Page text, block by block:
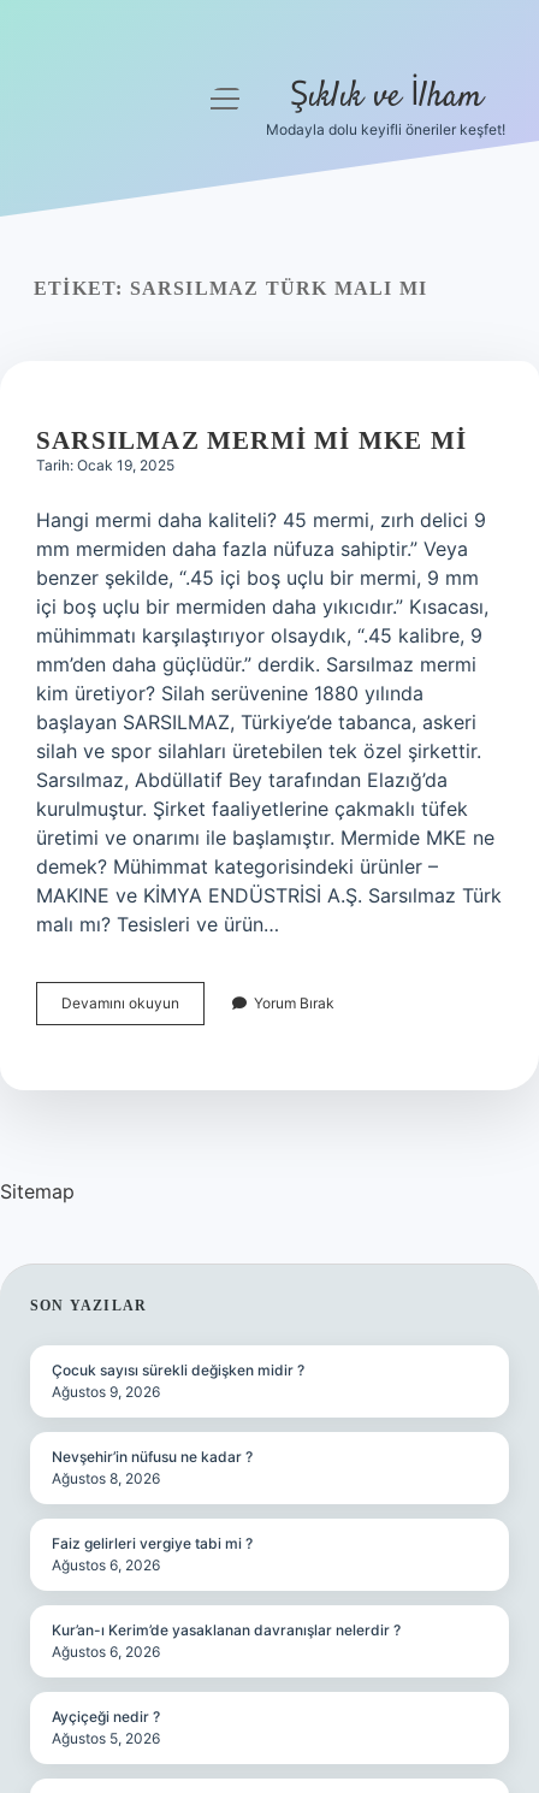
Yasal Uyarı
menüyü
Şıklık ve İlham
Modayla dolu keyifli öneriler keşfet!
ETIKET: SARSILMAZ TÜRK MALI MI
SARSILMAZ MERMI MI MKE MI
Tarih: Ocak 19, 2025
Hangi mermi daha kaliteli? 45 mermi, zırh delici 9
mm mermiden daha fazla nüfuza sahiptir.” Veya
benzer şekilde, “.45 içi boş uçlu bir mermi, 9 mm
içi boş uçlu bir mermiden daha yıkıcıdır.” Kısacası,
mühimmatı karşılaştırıyor olsaydık, “.45 kalibre, 9
mm’den daha güçlüdür.” derdik. Sarsılmaz mermi
kim üretiyor? Silah serüvenine 1880 yılında
başlayan SARSILMAZ, Türkiye’de tabanca, askeri
silah ve spor silahları üretebilen tek özel şirkettir.
Sarsılmaz, Abdüllatif Bey tarafından Elazığ’da
kurulmuştur. Şirket faaliyetlerine çakmaklı tüfek
üretimi ve onarımı ile başlamıştır. Mermide MKE ne
demek? Mühimmat kategorisindeki ürünler –
MAKINE ve KİMYA ENDÜSTRİSİ A.Ş. Sarsılmaz Türk
malı mı? Tesisleri ve ürün…
Devamını okuyun Sarsılmaz
Mermi
Mi
Yorum Bırak
Sitemap
SIDEBAR
SON YAZILAR
Çocuk sayısı sürekli değişken midir ?
Ağustos 9, 2026
Nevşehir’in nüfusu ne kadar ?
Ağustos 8, 2026
Faiz gelirleri vergiye tabi mi ?
Ağustos 6, 2026
Kur’an-ı Kerim’de yasaklanan davranışlar nelerdir ?
Ağustos 6, 2026
Ayçiçeği nedir ?
Ağustos 5, 2026